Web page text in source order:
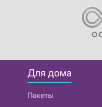
Для дома
Пакеты